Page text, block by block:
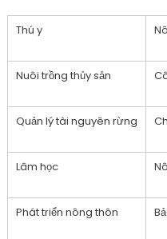
Thú y
Nuôi trồng thủy sản
Quản lý tài nguyên rừng
Lâm học
Phát triển nông thôn